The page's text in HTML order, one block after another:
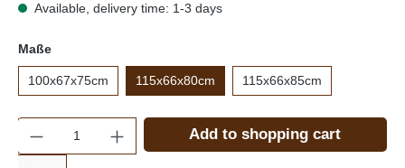
Available, delivery time: 1-3 days
Maße
100x67x75cm 115x66x80cm 115x66x85cm
Quantity Add to shopping cart